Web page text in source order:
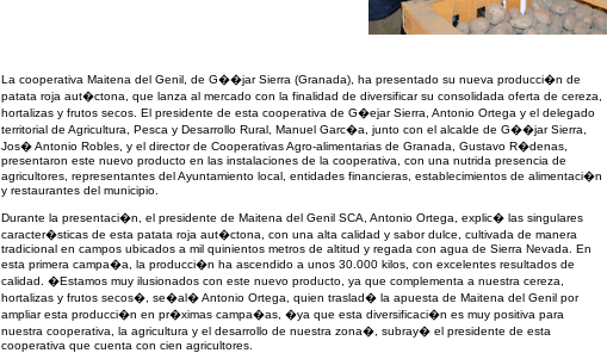
La cooperativa Maitena del Genil, de G��jar Sierra (Granada), ha presentado su nueva producci�n de
patata roja aut�ctona, que lanza al mercado con la finalidad de diversificar su consolidada oferta de cereza,
hortalizas y frutos secos. El presidente de esta cooperativa de G�ejar Sierra, Antonio Ortega y el delegado
territorial de Agricultura, Pesca y Desarrollo Rural, Manuel Garc�a, junto con el alcalde de G��jar Sierra,
Jos� Antonio Robles, y el director de Cooperativas Agro-alimentarias de Granada, Gustavo R�denas,
presentaron este nuevo producto en las instalaciones de la cooperativa, con una nutrida presencia de
agricultores, representantes del Ayuntamiento local, entidades financieras, establecimientos de alimentaci�n
y restaurantes del municipio.
Durante la presentaci�n, el presidente de Maitena del Genil SCA, Antonio Ortega, explic� las singulares
caracter�sticas de esta patata roja aut�ctona, con una alta calidad y sabor dulce, cultivada de manera
tradicional en campos ubicados a mil quinientos metros de altitud y regada con agua de Sierra Nevada. En
esta primera campa�a, la producci�n ha ascendido a unos 30.000 kilos, con excelentes resultados de
calidad. �Estamos muy ilusionados con este nuevo producto, ya que complementa a nuestra cereza,
hortalizas y frutos secos�, se�al� Antonio Ortega, quien traslad� la apuesta de Maitena del Genil por
ampliar esta producci�n en pr�ximas campa�as, �ya que esta diversificaci�n es muy positiva para
nuestra cooperativa, la agricultura y el desarrollo de nuestra zona�, subray� el presidente de esta
cooperativa que cuenta con cien agricultores.